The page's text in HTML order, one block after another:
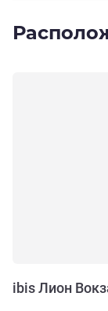
ibis Лион